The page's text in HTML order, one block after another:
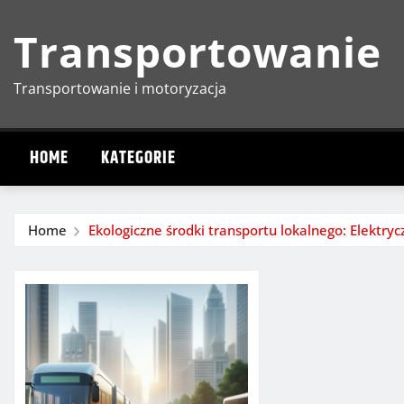
content
Transportowanie
Transportowanie i motoryzacja
HOME KATEGORIE
Home Ekologiczne środki transportu lokalnego: